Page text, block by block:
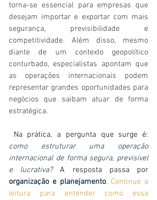
torna-se essencial para empresas que
desejam importar e exportar com mais
segurança, previsibilidade e
competitividade. Além disso, mesmo
diante de um contexto geopolítico
conturbado, especialistas apontam que
as operações internacionais podem
representar grandes oportunidades para
negócios que saibam atuar de forma
estratégica.
como estruturar uma operação
internacional de forma segura, previsível
e lucrativa?
organização e planejamento. Continue a
leitura para entender como essa